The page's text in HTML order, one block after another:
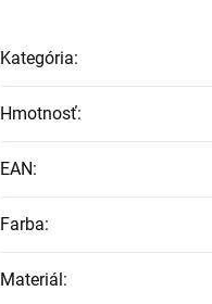
Kategória:
Hmotnosť:
EAN:
Farba:
Materiál :